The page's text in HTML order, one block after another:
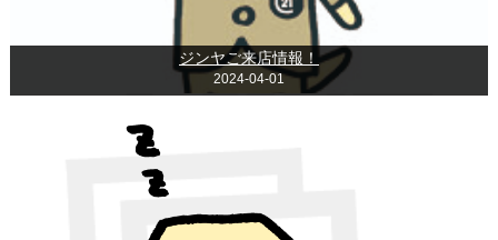
ジンヤご来店情報！
2024-04-01